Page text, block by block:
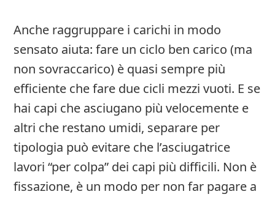
Anche raggruppare i carichi in modo
sensato aiuta: fare un ciclo ben carico (ma
non sovraccarico) è quasi sempre più
efficiente che fare due cicli mezzi vuoti. E se
hai capi che asciugano più velocemente e
altri che restano umidi, separare per
tipologia può evitare che l’asciugatrice
lavori “per colpa” dei capi più difficili. Non è
fissazione, è un modo per non far pagare a